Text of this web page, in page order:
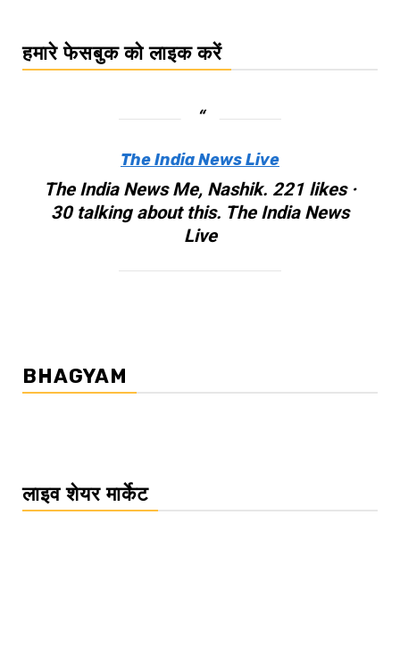
हमारे फेसबुक को लाइक करें
The India News Live
The India News Me, Nashik. 221 likes ·
30 talking about this. The India News
Live
BHAGYAM
लाइव शेयर मार्केट